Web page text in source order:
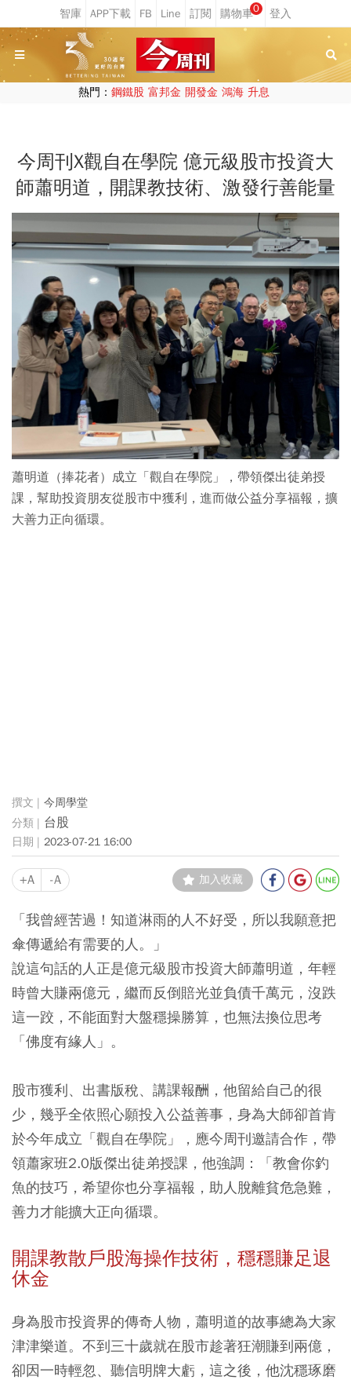
0
熱門： 鋼鐵股 富邦金 開發金 鴻海 升息
今周刊X觀自在學院 億元級股市投資大
師蕭明道，開課教技術、激發行善能量
蕭明道（捧花者）成立「觀自在學院」，帶領傑出徒弟授
課，幫助投資朋友從股市中獲利，進而做公益分享福報，擴
大善力正向循環。
今周學堂
台股
2023-07-21 16:00
+A -A 加入收藏
「我曾經苦過！知道淋雨的人不好受，所以我願意把
傘傳遞給有需要的人。」
說這句話的人正是億元級股市投資大師蕭明道，年輕
時曾大賺兩億元，繼而反倒賠光並負債千萬元，沒跌
這一跤，不能面對大盤穩操勝算，也無法換位思考
「佛度有緣人」。
股市獲利、出書版稅、講課報酬，他留給自己的很
少，幾乎全依照心願投入公益善事，身為大師卻首肯
於今年成立「觀自在學院」，應今周刊邀請合作，帶
領蕭家班2.0版傑出徒弟授課，他強調：「教會你釣
魚的技巧，希望你也分享福報，助人脫離貧危急難，
善力才能擴大正向循環。
開課教散戶股海操作技術，穩穩賺足退
休金
身為股市投資界的傳奇人物，蕭明道的故事總為大家
津津樂道。不到三十歲就在股市趁著狂潮賺到兩億，
卻因一時輕忽、聽信明牌大虧，這之後，他沈穩琢磨